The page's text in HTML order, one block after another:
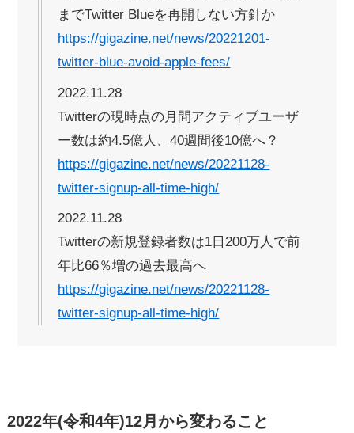
までTwitter Blueを再開しない方針か
https://gigazine.net/news/20221201-
twitter-blue-avoid-apple-fees/
2022.11.28
Twitterの現時点の月間アクティブユーザ
ー数は約4.5億人、40週間後10億へ？
https://gigazine.net/news/20221128-
twitter-signup-all-time-high/
2022.11.28
Twitterの新規登録者数は1日200万人で前
年比66％増の過去最高へ
https://gigazine.net/news/20221128-
twitter-signup-all-time-high/
2022年(令和4年)12月から変わること